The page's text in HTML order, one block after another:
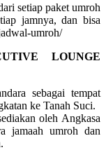
setiap paket umroh
jamnya, dan bisa
umroh/
LOUNGE
sebagai tempat
ke Tanah Suci.
oleh Angkasa
jamaah umroh dan